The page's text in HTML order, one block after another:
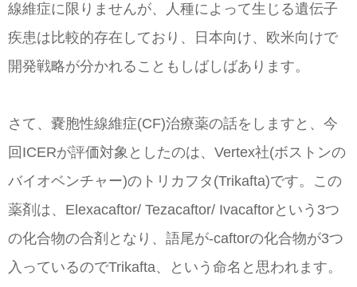
線維症に限りませんが、人種によって生じる遺伝子
疾患は比較的存在しており、日本向け、欧米向けで
開発戦略が分かれることもしばしばあります。
さて、嚢胞性線維症(CF)治療薬の話をしますと、今
回ICERが評価対象としたのは、Vertex社(ボストンの
バイオベンチャー)のトリカフタ(Trikafta)です。この
薬剤は、Elexacaftor/ Tezacaftor/ Ivacaftorという3つ
の化合物の合剤となり、語尾が-caftorの化合物が3つ
入っているのでTrikafta、という命名と思われます。